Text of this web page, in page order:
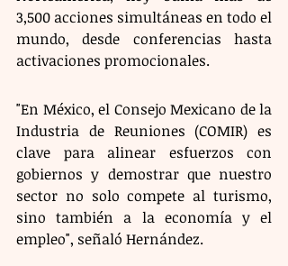
3,500 acciones simultáneas en todo el
mundo, desde conferencias hasta
activaciones promocionales.
"En México, el Consejo Mexicano de la
Industria de Reuniones (COMIR) es
clave para alinear esfuerzos con
gobiernos y demostrar que nuestro
sector no solo compete al turismo,
sino también a la economía y el
empleo", señaló Hernández.